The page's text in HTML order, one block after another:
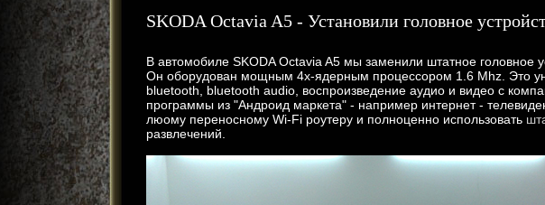
SKODA Octavia A5 - Установили головное
В автомобиле SKODA Octavia A5 мы заменили штатное головное
Он оборудован мощным 4х-ядерным процессором 1.6 Mhz. Это
bluetooth, bluetooth audio, воспроизведение аудио и видео с
программы из "Андроид маркета" - например интернет -
люому переносному Wi-Fi роутеру и полноценно использовать
развлечений.